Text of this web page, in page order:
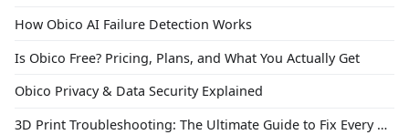
How Obico AI Failure Detection Works
Is Obico Free? Pricing, Plans, and What You Actually Get
Obico Privacy & Data Security Explained
3D Print Troubleshooting: The Ultimate Guide to Fix Every Common Problem [2026]